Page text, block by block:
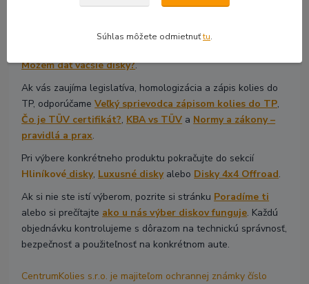
nakupuje kdekoľvek.
Ak riešite technické parametre, začnite článkami
Môžem dať väčšie disky?.
Ak vás zaujíma legislatíva, homologizácia a zápis kolies do
TP, odporúčameVeľký sprievodca zápisom kolies do TP,
Čo je TÜV certifikát?, KBA vs TÜV a Normy a zákony –
pravidlá a prax.
Pri výbere konkrétneho produktu pokračujte do sekcií
Hliníkové disky, Luxusné diskyalebo Disky 4x4 Offroad.
Ak si nie ste istí výberom, pozrite si stránku Poradíme ti
alebo si prečítajte ako u nás výber diskov funguje. Každú
objednávku kontrolujeme s dôrazom na technickú správnosť,
bezpečnosť a použiteľnosť na konkrétnom aute.
CentrumKolies s.r.o. je majiteľom ochrannej známky číslo
Súhlas môžete odmietnuťtu.